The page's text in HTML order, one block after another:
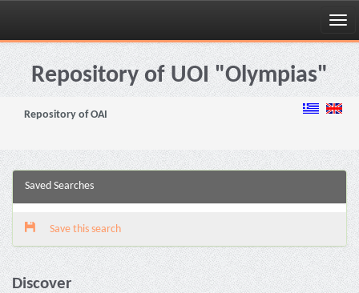
Skip
navigationRepository of UOI "Olympias"
Repository of OAI
Saved Searches
Save this search
Discover